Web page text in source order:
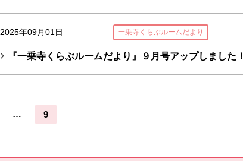
2025年09月01日 一乗寺くらぶルームだより
『一乗寺くらぶルームだより』９月号アップしました！
… 9